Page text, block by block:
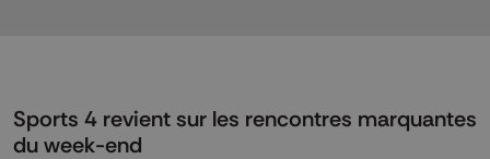
Sports 4 revient sur les rencontres marquantes
du week-end